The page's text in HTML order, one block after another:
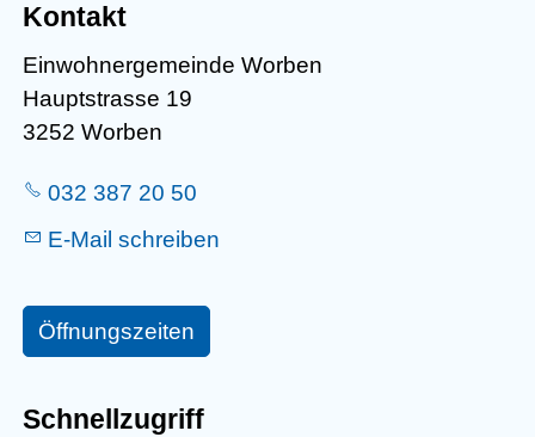
Kontakt
Einwohnergemeinde Worben
Hauptstrasse 19
3252 Worben
032 387 20 50
E-Mail schreiben
Öffnungszeiten
Schnellzugriff